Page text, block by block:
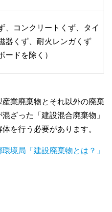
、コンクリートくず、タイ
器くず、耐火レンガくず
ードを除く）
業廃棄物とそれ以外の廃棄
ざった「建設混合廃棄物」
を行う必要があります。
境局「建設廃棄物とは？」